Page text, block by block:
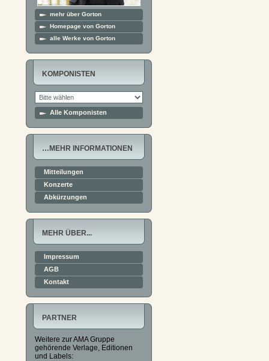
mehr über Gorton
Homepage von Gorton
alle Werke von Gorton
KOMPONISTEN
Alle Komponisten
…MEHR INFORMATIONEN
Mitteilungen
Konzerte
Abkürzungen
MEHR ÜBER...
Impressum
AGB
Kontakt
PARTNER
Weitere zur AMA Gruppe
gehörende Verlage, Editionen
und Labels: